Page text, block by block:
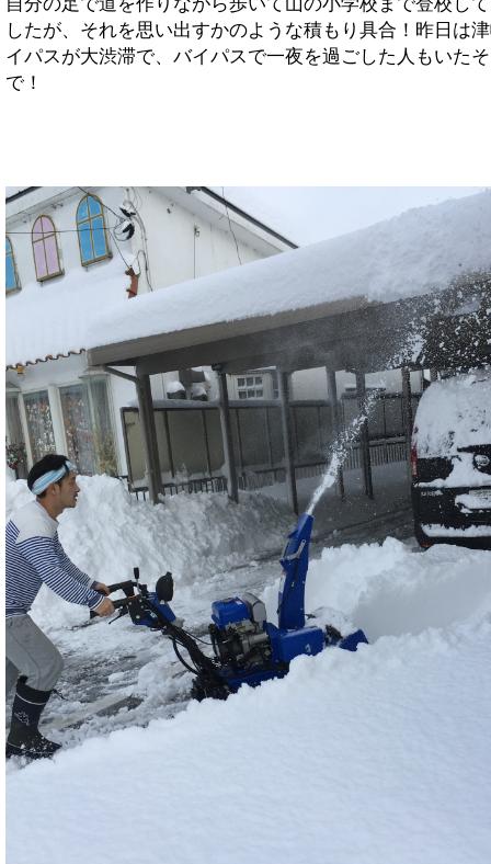
したが、それを思い出すかのような積もり具合！昨日は
イパスが大渋滞で、バイパスで一夜を過ごした人もいた
で！